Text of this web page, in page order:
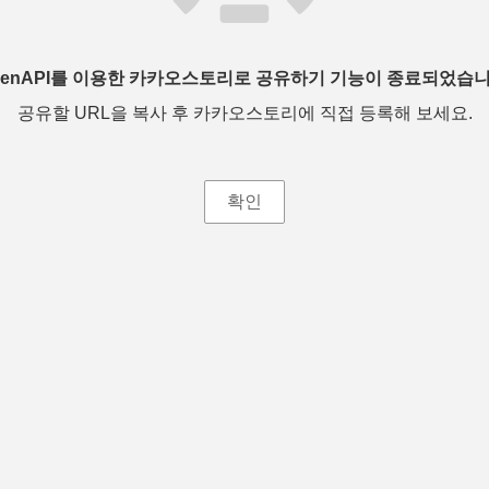
를 이용한 카카오스토리로 공유하기 기능이 종료되었습
공유할 URL을 복사 후 카카오스토리에 직접 등록해 보세요.
확인